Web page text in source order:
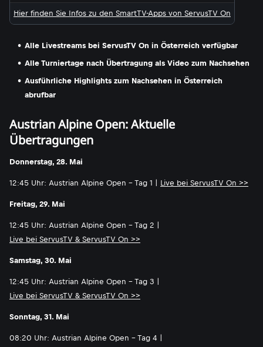
Hier finden Sie Infos zu den SmartTV-Apps von ServusTV On
Alle Livestreams bei ServusTV On in Österreich verfügbar
Alle Turniertage nach Übertragung als Video zum Nachsehen
Ausführliche Highlights zum Nachsehen in Österreich
abrufbar
Austrian Alpine Open: Aktuelle
Übertragungen
Donnerstag, 28. Mai
12:45 Uhr: Austrian Alpine Open - Tag 1 | Live bei ServusTV On >>
Freitag, 29. Mai
12:45 Uhr: Austrian Alpine Open - Tag 2 |
Live bei ServusTV & ServusTV On >>
Samstag, 30. Mai
12:45 Uhr: Austrian Alpine Open - Tag 3 |
Live bei ServusTV & ServusTV On >>
Sonntag, 31. Mai
08:20 Uhr: Austrian Alpine Open - Tag 4 |